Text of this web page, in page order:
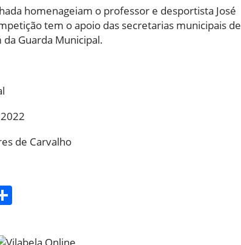
homenageiam o professor e desportista José
tem o apoio das secretarias municipais de
da Guarda Municipal.
de Carvalho